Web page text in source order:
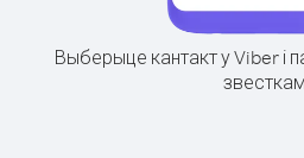
Выберыце кантакт у Viber і